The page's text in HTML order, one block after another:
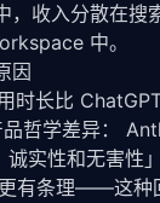
，收入分散在搜
中。
因
时长比
哲学差异：
诚实性和无害性
有条理——这种